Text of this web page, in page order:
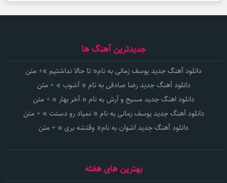
جدیدترین آهنگ ها
دانلود آهنگ جدید یوسف زمانی به نام« تا حالا نداشتیم »+ متن
دانلود آهنگ جدید رضا صادقی به نام « آشوب » + متن
دانلود اهنگ جدید مسیح و آرش به نام « آخر بهار » + متن
دانلود آهنگ جدید یوسف زمانی به نام « نمیاد رو دستت » + متن
دانلود آهنگ جدید اشوان به نام« وقتشه بری » + متن
بهترین های هفته